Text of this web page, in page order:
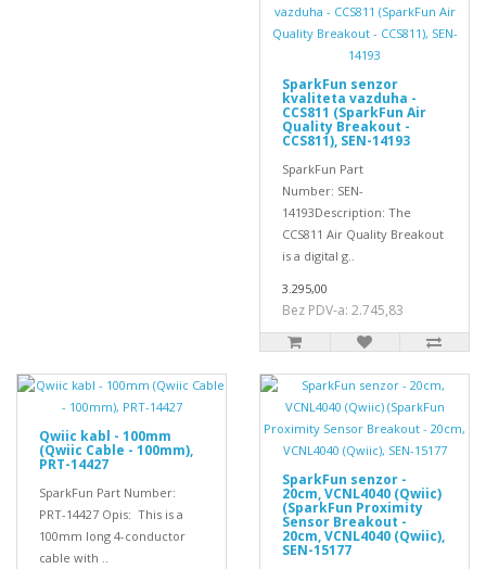
SparkFun senzor
kvaliteta vazduha -
CCS811 (SparkFun Air
Quality Breakout -
CCS811), SEN-14193
SparkFun Part
Number: SEN-
14193Description: The
CCS811 Air Quality Breakout
is a digital g..
3.295,00
Bez PDV-a: 2.745,83
Qwiic kabl - 100mm
(Qwiic Cable - 100mm),
PRT-14427
SparkFun Part Number:
PRT-14427 Opis: This is a
100mm long 4-conductor
cable with ..
SparkFun senzor -
20cm, VCNL4040 (Qwiic)
(SparkFun Proximity
Sensor Breakout -
20cm, VCNL4040 (Qwiic),
SEN-15177